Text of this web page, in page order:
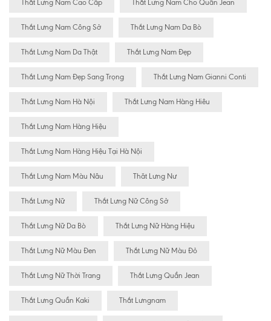
Thắt Lưng Nam Cao Cấp Thắt Lưng Nam Cho Quần Jean
Thắt Lưng Nam Công Sở Thắt Lưng Nam Da Bò
Thắt Lưng Nam Da Thật Thắt Lưng Nam Đẹp
Thắt Lưng Nam Đẹp Sang Trọng Thắt Lưng Nam Gianni Conti
Thắt Lưng Nam Hà Nội Thắt Lưng Nam Hàng Hiêu
Thắt Lưng Nam Hàng Hiệu
Thắt Lưng Nam Hàng Hiệu Tại Hà Nội
Thắt Lưng Nam Màu Nâu Thăt Lưng Nư
Thắt Lưng Nữ Thắt Lưng Nữ Công Sở
Thắt Lưng Nữ Da Bò Thắt Lưng Nữ Hàng Hiệu
Thắt Lưng Nữ Màu Đen Thắt Lưng Nữ Màu Đỏ
Thắt Lưng Nữ Thời Trang Thắt Lưng Quần Jean
Thắt Lưng Quần Kaki Thắt Lưngnam